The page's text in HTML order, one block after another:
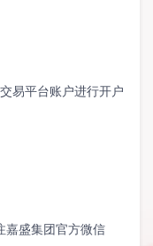
易平台账户进行开户
嘉盛集团官方微信